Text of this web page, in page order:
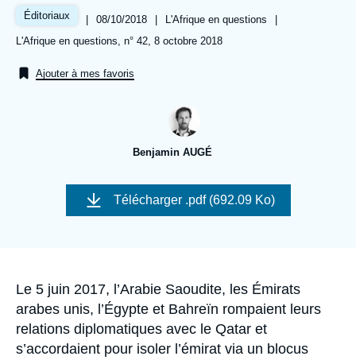
Événements
Se connecter
À propos de l'Ifri
L'Ifri en bref
Recherches fréquentes
Proche-Orient
Éditoriaux |
Date
de
08/10/2018 |
Référence
taxonomie
L'Afrique en questions
|
Références
L'Afrique en questions, n° 42, 8 octobre 2018
Ajouter à mes favoris
Benjamin AUGÉ
Image
couverture
Télécharger .pdf (692.09 Ko)
Accroche
Le 5 juin 2017, l’Arabie Saoudite, les Émirats
arabes unis, l’Égypte et Bahreïn rompaient leurs
relations diplomatiques avec le Qatar et
s’accordaient pour isoler l’émirat via un blocus